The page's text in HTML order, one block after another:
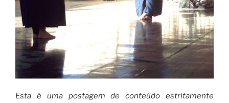
Esta é uma postagem de conteúdo estritamente